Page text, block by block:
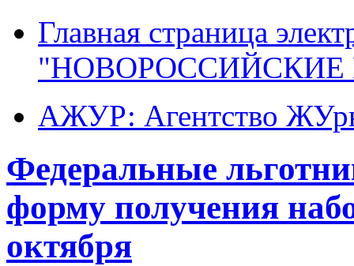
Главная страница
"НОВОРОССИЙСКИЕ
АЖУР: Агентство
Федеральные
форму получения
октября